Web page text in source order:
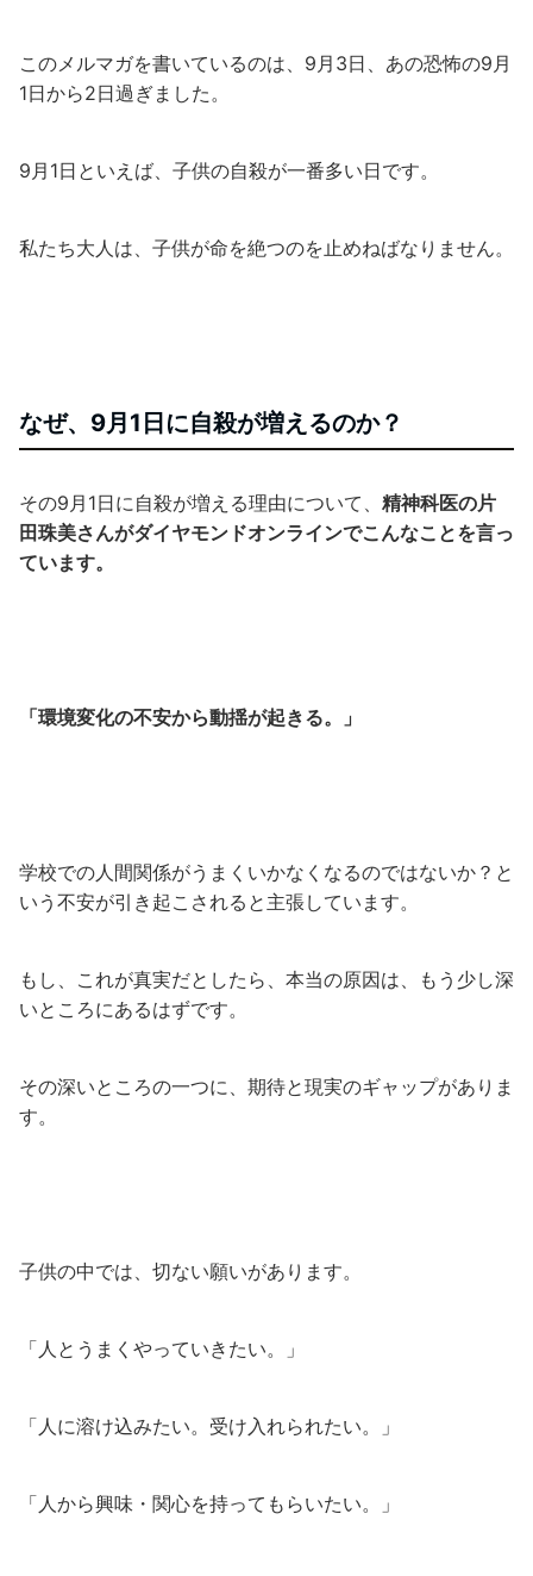
このメルマガを書いているのは、9月3日、あの恐怖の9月
1日から2日過ぎました。
9月1日といえば、子供の自殺が一番多い日です。
私たち大人は、子供が命を絶つのを止めねばなりません。
なぜ、9月1日に自殺が増えるのか？
その9月1日に自殺が増える理由について、 精神科医の片
田珠美さんがダイヤモンドオンラインでこんなことを言っ
ています。
「環境変化の不安から動揺が起きる。」
学校での人間関係がうまくいかなくなるのではないか？と
いう不安が引き起こされると主張しています。
もし、これが真実だとしたら、本当の原因は、もう少し深
いところにあるはずです。
その深いところの一つに、期待と現実のギャップがありま
す。
子供の中では、切ない願いがあります。
「人とうまくやっていきたい。」
「人に溶け込みたい。受け入れられたい。」
「人から興味・関心を持ってもらいたい。」